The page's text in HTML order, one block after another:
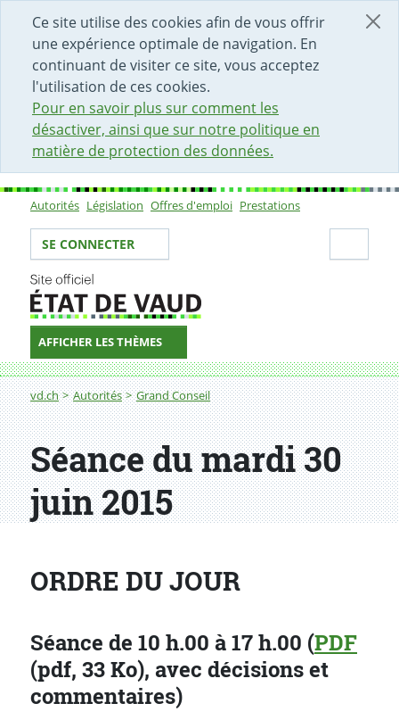
Ce site utilise des cookies afin de vous offrir
une expérience optimale de navigation. En
continuant de visiter ce site, vous acceptez
l'utilisation de ces cookies.
Pour en savoir plus sur comment les
désactiver, ainsi que sur notre politique en
matière de protection des données.
DÉBUT DU CONTENU DE LA PAGE
ACCÈS AU CHAMP DE RECHERCHE
PAGE D'ACCUEIL
FORMULAIRE DE CONTACT
Sous-navigation
Autorités Législation Offres d'emploi Prestations
Votre identité
SE CONNECTER
AFFICHER LES THÈMES
Fil d'Ariane
vd.ch Autorités Grand Conseil
Séance du mardi 30
juin 2015
ORDRE DU JOUR
Séance de 10 h.00 à 17 h.00 (PDF
(pdf, 33 Ko), avec décisions et
commentaires)